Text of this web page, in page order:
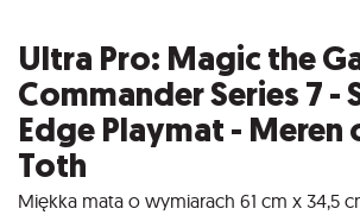
Ultra Pro: Magic the
Commander Series 7 -
Edge Playmat - Meren
Toth
Miękka mata o wymiarach 61 cm x 34,5